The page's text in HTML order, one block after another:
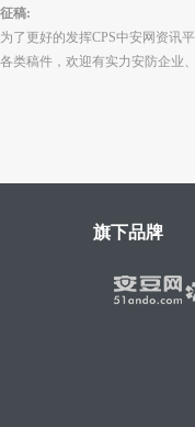
征稿:
为了更好的发挥CPS中安网资讯
各类稿件，欢迎有实力安防企业
旗下品牌